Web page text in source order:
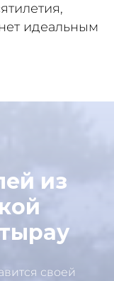
идеальным
из
своей